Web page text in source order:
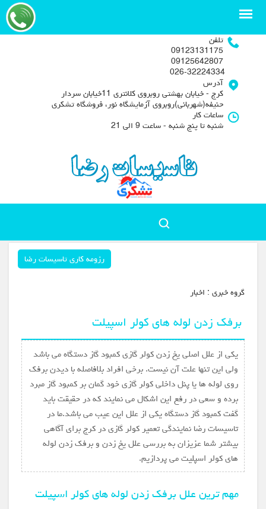
تلفن
09123131175
09125642807
آدرس
کرج - خیابان بهشتی روبروی کلانتری 11خیابان سردار
حنیفه(شهربانی)روبروی آزمایشگاه نور، فروشگاه تشکری
ساعات کار
شنبه تا پنج شنبه - ساعت 9 الی 21
رزومه کاری تاسیسات رضا
گروه خبري : اخبار
برفک زدن لوله های کولر اسپیلت
یکی از علل اصلی یخ زدن کولر گازی کمبود گاز دستگاه می باشد
ولی این تنها علت آن نیست. برخی افراد بلافاصله با دیدن برفک
روی لوله ها یا پنل داخلی کولر گازی خود گمان بر کمبود گاز مبرد
برده و سعی در رفع این اشکال می نمایند که در حقیقت باید
گفت کمبود گاز دستگاه یکی از علل این عیب می باشد.ما در
تاسیسات رضا نمایندگی تعمیر کولر گازی در کرج برای آگاهی
بیشتر شما عزیزان به بررسی علل یخ زدن و برفک زدن لوله
های کولر اسپلیت می پردازیم.
مهم ترین علل برفک زدن لوله های کولر اسپیلت